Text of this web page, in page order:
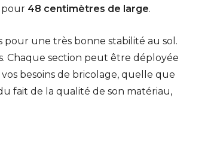
pour 48 centimètres de large.
pour une très bonne stabilité au sol.
Chaque section peut être déployée
besoins de bricolage, quelle que
fait de la qualité de son matériau,